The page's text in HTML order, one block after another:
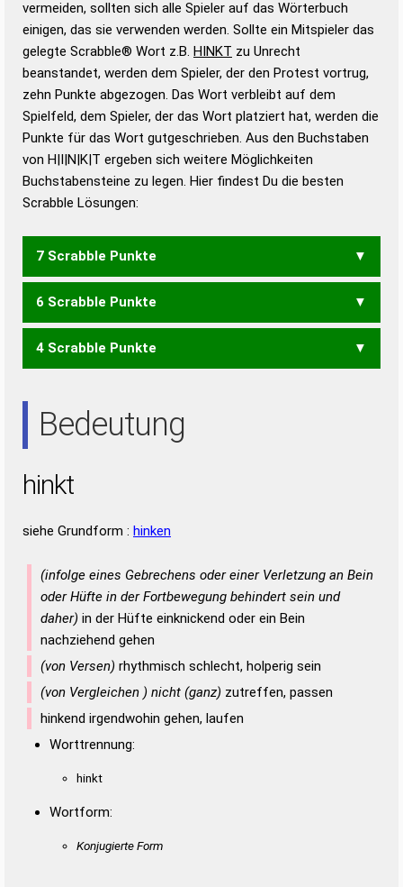
bestimmen!
zugelassene Turnier Scrabble-
Wörterbücher sind:
Duden – Standardwerk in 12 Bänden
Duden – Richtiges und gutes
Deutsch
Duden – Die deutsche Grammatik
Duden – Deutsches
vermeiden, sollten sich alle Spieler auf das Wörterbuch
einigen, das sie verwenden werden. Sollte ein Mitspieler das
gelegte Scrabble® Wort z.B. HINKT zu Unrecht
beanstandet, werden dem Spieler, der den Protest vortrug,
zehn Punkte abgezogen. Das Wort verbleibt auf dem
Spielfeld, dem Spieler, der das Wort platziert hat, werden die
Punkte für das Wort gutgeschrieben. Aus den Buchstaben
von H|I|N|K|T ergeben sich weitere Möglichkeiten
Buchstabensteine zu legen. Hier findest Du die besten
Scrabble Lösungen:
7 Scrabble Punkte
IHK
6 Scrabble Punkte
KIN KIT KNI
4 Scrabble Punkte
Bedeutung
hinkt
siehe Grundform : hinken
(infolge eines Gebrechens oder einer Verletzung an Bein
oder Hüfte in der Fortbewegung behindert sein und
daher) in der Hüfte einknickend oder ein Bein
nachziehend gehen
(von Versen) rhythmisch schlecht, holperig sein
(von Vergleichen ) nicht (ganz) zutreffen, passen
hinkend irgendwohin gehen, laufen
Worttrennung:
hinkt
Wortform:
Konjugierte Form